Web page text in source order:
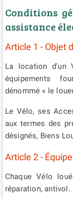
Conditions
assistance
Article 1 - Objet
La location d'un
équipements
dénommé « le
Le Vélo, ses
aux termes des
désignés, Biens
Article 2 -
Chaque Vélo
réparation, antivol.